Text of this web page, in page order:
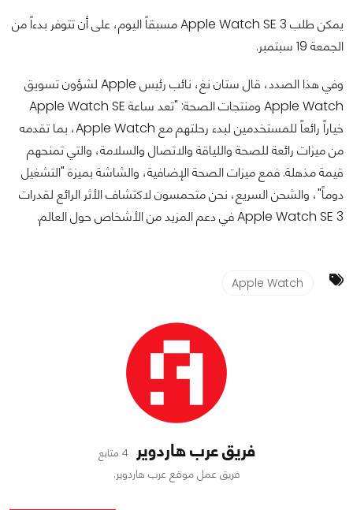
يمكن طلب Apple Watch SE 3 مسبقاً اليوم، على أن تتوفر بدءاً من
الجمعة 19 سبتمبر.
وفي هذا الصدد، قال ستان نغ، نائب رئيس Apple لشؤون تسويق
Apple Watch ومنتجات الصحة: "تعد ساعة Apple Watch SE
خياراً رائعاً للمستخدمين لبدء رحلتهم مع Apple Watch، بما تقدمه
من ميزات رائعة للصحة واللياقة والاتصال والسلامة، والتي تمنحهم
قيمة مذهلة. فمع ميزات الصحة الإضافية، والشاشة بميزة "التشغيل
دوماً"، والشحن السريع، نحن متحمسون لاكتشاف الأثر الرائع لقدرات
Apple Watch SE 3 في دعم المزيد من الأشخاص حول العالم.
Apple Watch
فريق عرب هاردوير 4 متابع
فريق عمل موقع عرب هاردوير.